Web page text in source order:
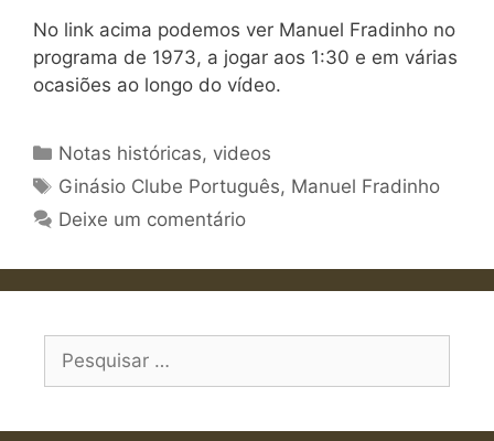
No link acima podemos ver Manuel Fradinho no
programa de 1973, a jogar aos 1:30 e em várias
ocasiões ao longo do vídeo.
Categorias
Notas históricas, videos
Etiquetas
Ginásio Clube Português, Manuel Fradinho
Deixe um comentário
por: